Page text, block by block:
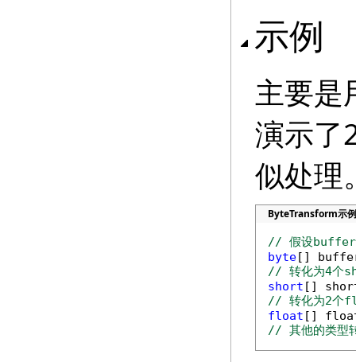
示例
主要是
演示了
似处理
ByteTransform示例
// 假设buffer
byte[]
// 转化为4个
short []
// 转化为2个
float []
// 其他的类型